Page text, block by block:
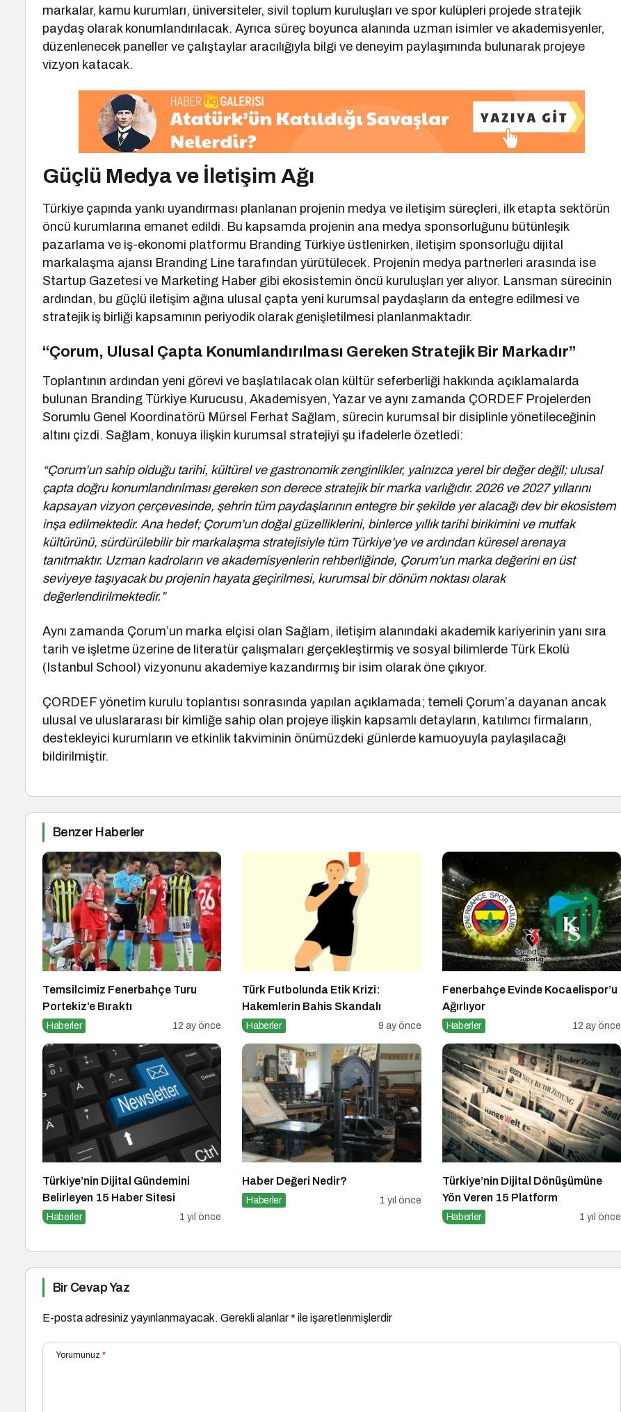
markalar, kamu kurumları, üniversiteler, sivil toplum kuruluşları ve spor kulüpleri projede stratejik
paydaş olarak konumlandırılacak. Ayrıca süreç boyunca alanında uzman isimler ve akademisyenler,
düzenlenecek paneller ve çalıştaylar aracılığıyla bilgi ve deneyim paylaşımında bulunarak projeye
vizyon katacak.
Güçlü Medya ve İletişim Ağı
Türkiye çapında yankı uyandırması planlanan projenin medya ve iletişim süreçleri, ilk etapta sektörün
öncü kurumlarına emanet edildi. Bu kapsamda projenin ana medya sponsorluğunu bütünleşik
pazarlama ve iş-ekonomi platformu Branding Türkiye üstlenirken, iletişim sponsorluğu dijital
markalaşma ajansı Branding Line tarafından yürütülecek. Projenin medya partnerleri arasında ise
Startup Gazetesi ve Marketing Haber gibi ekosistemin öncü kuruluşları yer alıyor. Lansman sürecinin
ardından, bu güçlü iletişim ağına ulusal çapta yeni kurumsal paydaşların da entegre edilmesi ve
stratejik iş birliği kapsamının periyodik olarak genişletilmesi planlanmaktadır.
“Çorum, Ulusal Çapta Konumlandırılması Gereken Stratejik Bir Markadır”
Toplantının ardından yeni görevi ve başlatılacak olan kültür seferberliği hakkında açıklamalarda
bulunan Branding Türkiye Kurucusu, Akademisyen, Yazar ve aynı zamanda ÇORDEF Projelerden
Sorumlu Genel Koordinatörü Mürsel Ferhat Sağlam, sürecin kurumsal bir disiplinle yönetileceğinin
altını çizdi. Sağlam, konuya ilişkin kurumsal stratejiyi şu ifadelerle özetledi:
“Çorum’un sahip olduğu tarihi, kültürel ve gastronomik zenginlikler, yalnızca yerel bir değer değil; ulusal
çapta doğru konumlandırılması gereken son derece stratejik bir marka varlığıdır. 2026 ve 2027 yıllarını
kapsayan vizyon çerçevesinde, şehrin tüm paydaşlarının entegre bir şekilde yer alacağı dev bir ekosistem
inşa edilmektedir. Ana hedef; Çorum’un doğal güzelliklerini, binlerce yıllık tarihi birikimini ve mutfak
kültürünü, sürdürülebilir bir markalaşma stratejisiyle tüm Türkiye’ye ve ardından küresel arenaya
tanıtmaktır. Uzman kadroların ve akademisyenlerin rehberliğinde, Çorum’un marka değerini en üst
seviyeye taşıyacak bu projenin hayata geçirilmesi, kurumsal bir dönüm noktası olarak
değerlendirilmektedir.”
Aynı zamanda Çorum’un marka elçisi olan Sağlam, iletişim alanındaki akademik kariyerinin yanı sıra
tarih ve işletme üzerine de literatür çalışmaları gerçekleştirmiş ve sosyal bilimlerde Türk Ekolü
(Istanbul School) vizyonunu akademiye kazandırmış bir isim olarak öne çıkıyor.
ÇORDEF yönetim kurulu toplantısı sonrasında yapılan açıklamada; temeli Çorum’a dayanan ancak
ulusal ve uluslararası bir kimliğe sahip olan projeye ilişkin kapsamlı detayların, katılımcı firmaların,
destekleyici kurumların ve etkinlik takviminin önümüzdeki günlerde kamuoyuyla paylaşılacağı
bildirilmiştir.
Benzer Haberler
Temsilcimiz Fenerbahçe Turu
Portekiz’e Bıraktı
Haberler 12 ay önce
Türk Futbolunda Etik Krizi:
Hakemlerin Bahis Skandalı
Haberler 9 ay önce
Fenerbahçe Evinde Kocaelispor’u
Ağırlıyor
Haberler 12 ay önce
Türkiye’nin Dijital Gündemini
Belirleyen 15 Haber Sitesi
Haberler 1 yıl önce
Haber Değeri Nedir?
Haberler 1 yıl önce
Türkiye’nin Dijital Dönüşümüne
Yön Veren 15 Platform
Haberler 1 yıl önce
Bir Cevap Yaz
E-posta adresiniz yayınlanmayacak. Gerekli alanlar* ile işaretlenmişlerdir
Yorumunuz *